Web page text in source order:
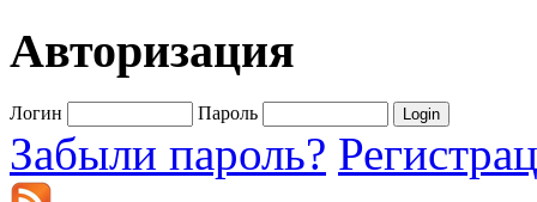
Авторизация
Логин Пароль
Забыли пароль?